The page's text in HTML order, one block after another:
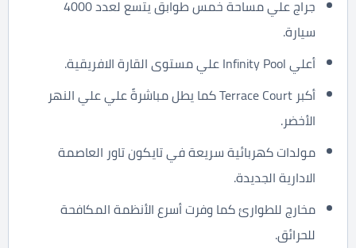
جراج علي مساحة خمس طوابق يتسع لعدد 4000
سيارة.
أعلي Infinity Pool علي مستوى القارة الافريقية.
أكبر Terrace Court كما يطل مباشرةً علي علي النهر
الأخضر.
مولدات كهربائية سريعة في تايكون تاور العاصمة
الادارية الجديدة.
مخارج للطوارئ كما وفرت أسرع الأنظمة المكافحة
للحرائق.